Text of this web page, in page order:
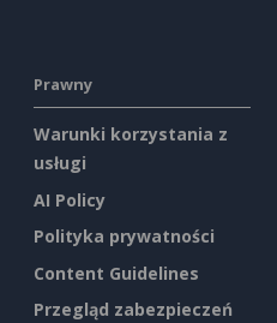
Prawny
Warunki korzystania z
usługi
AI Policy
Polityka prywatności
Content Guidelines
Przegląd zabezpieczeń